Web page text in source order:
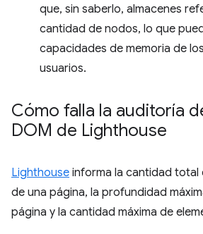
que, sin saberlo, almacenes
cantidad de nodos, lo que
capacidades de memoria de
usuarios.
Cómo falla la auditoría
DOM de Lighthouse
Lighthouse informa la cantidad total
de una página, la profundidad
página y la cantidad máxima de